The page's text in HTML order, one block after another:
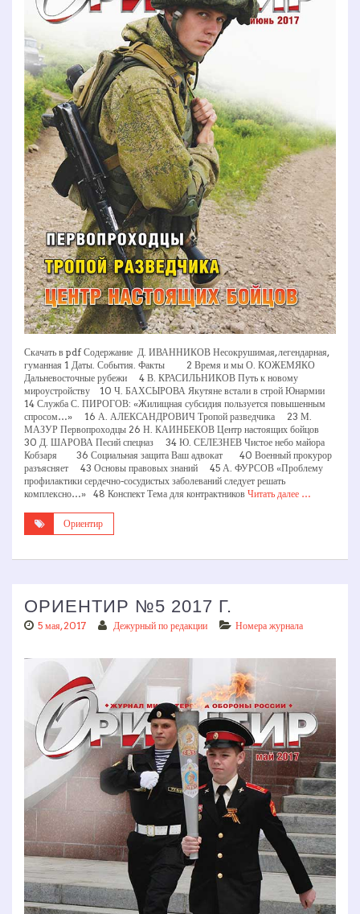
Скачать в pdf Содержание Д. ИВАННИКОВ Несокрушимая, легендарная,
гуманная 1 Даты. События. Факты 2 Время и мы О. КОЖЕМЯКО
Дальневосточные рубежи 4 В. КРАСИЛЬНИКОВ Путь к новому
мироустройству 10 Ч. БАХСЫРОВА Якутяне встали в строй Юнармии
14 Служба С. ПИРОГОВ: «Жилищная субсидия пользуется повышенным
спросом…» 16 А. АЛЕКСАНДРОВИЧ Тропой разведчика 23 М.
МАЗУР Первопроходцы 26 Н. КАИНБЕКОВ Центр настоящих бойцов
30 Д. ШАРОВА Песий спецназ 34 Ю. СЕЛЕЗНЕВ Чистое небо майора
Кобзаря 36 Социальная защита Ваш адвокат 40 Военный прокурор
разъясняет 43 Основы правовых знаний 45 А. ФУРСОВ «Проблему
профилактики сердечно-сосудистых заболеваний следует решать
комплексно…» 48 Конспект Тема для контрактников Читать далее …
Ориентир
ОРИЕНТИР №5 2017 Г.
5 мая, 2017 Дежурный по редакции Номера журнала